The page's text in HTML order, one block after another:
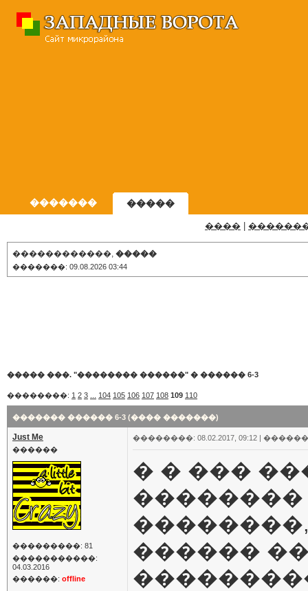
������� �����
����
������������, �����
�������: 09.08.2026 03:44
����� ���. "�������� ������" � ������ 6-3
��������: 1 2 3 104 105 106 107 108 109 110
������� ������ 6-3 (���� �������)
Just Me
������
���������: 81
�����������:
04.03.2016
������: offline
��������: 08.02.2017, 09:12 |
� � ���
��������
������